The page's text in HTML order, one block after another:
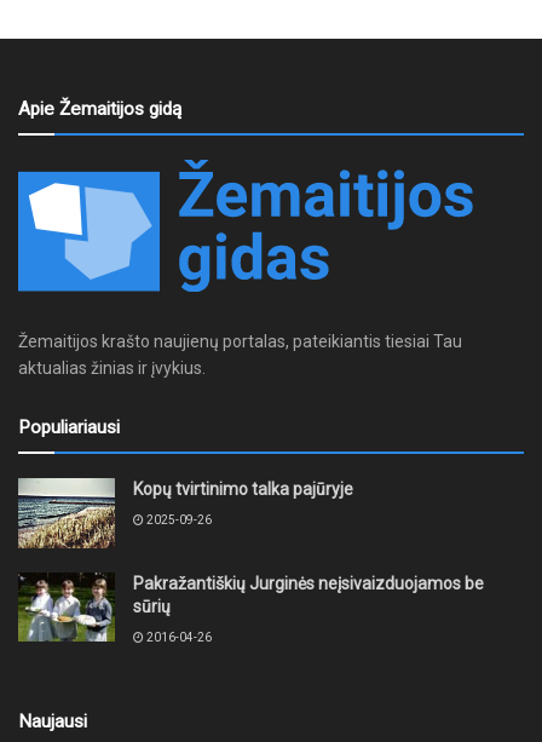
Apie Žemaitijos gidą
Žemaitijos krašto naujienų portalas, pateikiantis tiesiai Tau
aktualias žinias ir įvykius.
Populiariausi
Kopų tvirtinimo talka pajūryje
2025-09-26
Pakražantiškių Jurginės neįsivaizduojamos be
sūrių
2016-04-26
Naujausi